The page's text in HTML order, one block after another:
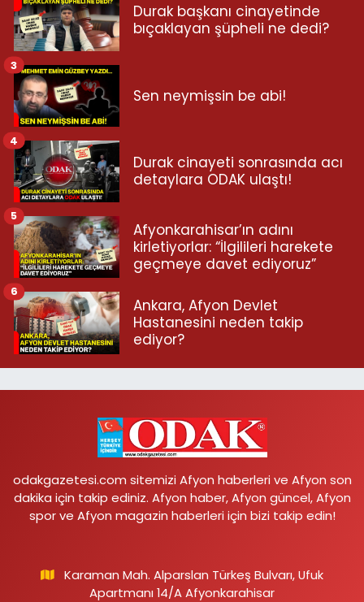
Durak başkanı cinayetinde
bıçaklayan şüpheli ne dedi?
Sen neymişsin be abi!
3
Durak cinayeti sonrasında acı
detaylara ODAK ulaştı!
4
Afyonkarahisar’ın adını
kirletiyorlar: “İlgilileri harekete
geçmeye davet ediyoruz”
5
Ankara, Afyon Devlet
Hastanesini neden takip
ediyor?
6
odakgazetesi.com sitemizi Afyon haberleri ve Afyon son
dakika için takip ediniz. Afyon haber, Afyon güncel, Afyon
spor ve Afyon magazin haberleri için bizi takip edin!
Karaman Mah. Alparslan Türkeş Bulvarı, Ufuk
Apartmanı 14/A Afyonkarahisar